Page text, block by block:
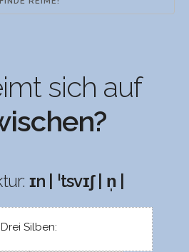
sich auf
ɪn | ˈtsvɪʃ | n̩ |
Drei Silben: